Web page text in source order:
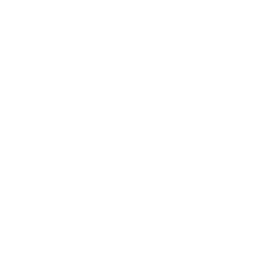
significativo de datos grabados en el disco
mas días en la misma capacidad o bien
Grabador Dahua multitecnología, compatible
IDIS. Equipo ideal para la transición,
de diferentes marcas o resolución, pero con